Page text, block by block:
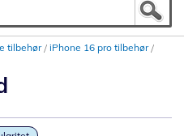
tilbehør iPhone 16 pro tilbehør